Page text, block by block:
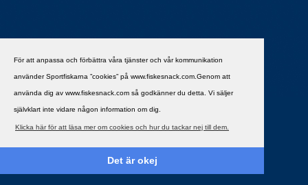
För att anpassa och förbättra våra tjänster och vår kommunikation
använder Sportfiskarna ”cookies” på www.fiskesnack.com.Genom att
använda dig av www.fiskesnack.com så godkänner du detta. Vi säljer
självklart inte vidare någon information om dig.
Klicka här för att läsa mer om cookies och hur du tackar nej till dem.
Det är okej